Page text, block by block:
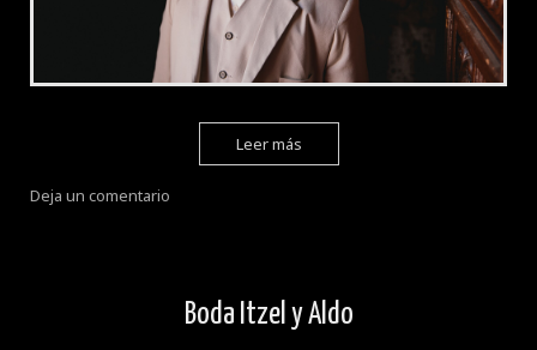
Leer más
Deja un comentario
Boda Itzel y Aldo